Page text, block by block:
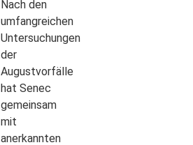
Nach den
umfangreichen
Untersuchungen
der
Augustvorfälle
hat Senec
gemeinsam
mit
anerkannten